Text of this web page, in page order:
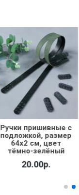
Ручки пришивные с
подложкой, размер
64х2 см, цвет
тёмно-бежевый
22.00р.